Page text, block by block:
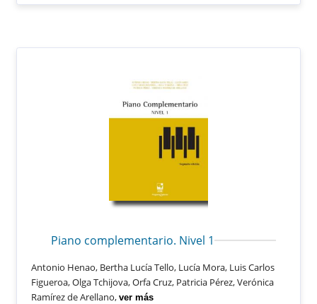
Piano complementario. Nivel 1
Antonio Henao, Bertha Lucía Tello, Lucía Mora, Luis Carlos
Figueroa, Olga Tchijova, Orfa Cruz, Patricia Pérez, Verónica
Ramírez de Arellano,ver más